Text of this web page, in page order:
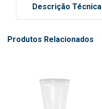
Descrição Técnica
Produtos Relacionados